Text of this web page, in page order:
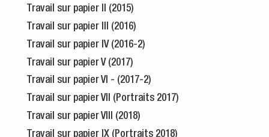
Travail sur papier II (2015)
Travail sur papier III (2016)
Travail sur papier IV (2016-2)
Travail sur papier V (2017)
Travail sur papier VI - (2017-2)
Travail sur papier VII (Portraits 2017)
Travail sur papier VIII (2018)
Travail sur papier IX (Portraits 2018)